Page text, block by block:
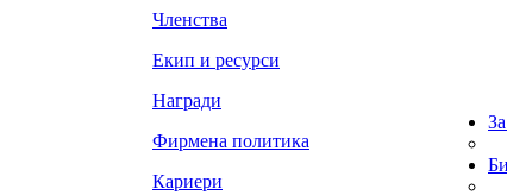
Членства
Екип и ресурси
Награди
Фирмена политика
Кариери